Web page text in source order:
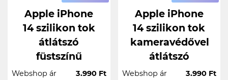
Apple iPhone
14 szilikon tok
átlátszó
füstszínű
Webshop ár
3.990 Ft
Apple iPhone
14 szilikon tok
kameravédővel
átlátszó
Webshop ár
3.990 Ft